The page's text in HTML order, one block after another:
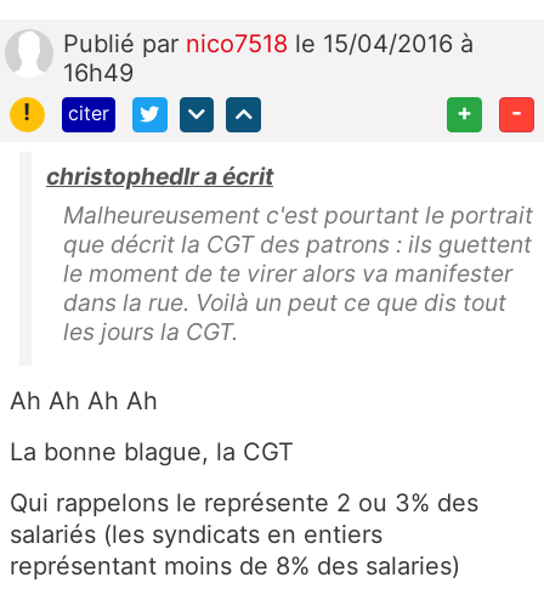
Publié par nico7518 le 15/04/2016 à
16h49
!
citer + -
christophedlr a écrit
Malheureusement c'est pourtant le portrait
que décrit la CGT des patrons : ils guettent
le moment de te virer alors va manifester
dans la rue. Voilà un peut ce que dis tout
les jours la CGT.
Ah Ah Ah Ah
La bonne blague, la CGT
Qui rappelons le représente 2 ou 3% des
salariés (les syndicats en entiers
représentant moins de 8% des salaries)